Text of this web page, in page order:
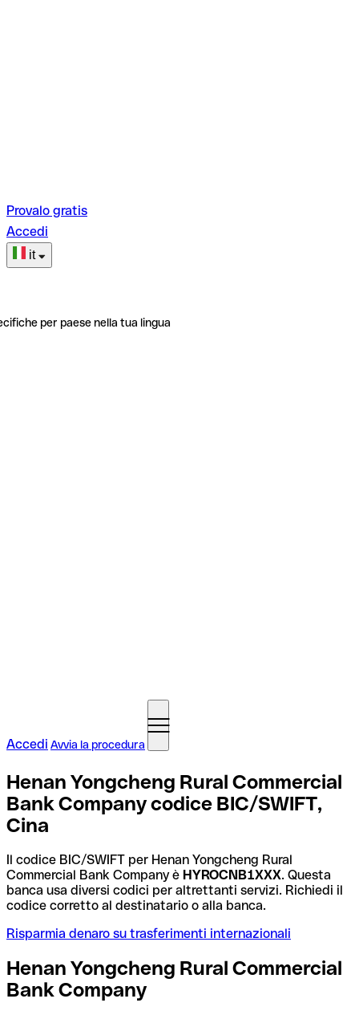
Provalo gratis
Accedi
it
per paese nella tua lingua
Accedi Avvia la procedura
Henan Yongcheng Rural Commercial
Bank Company codice BIC/SWIFT,
Cina
Il codice BIC/SWIFT per Henan Yongcheng Rural
Commercial Bank Company è HYROCNB1XXX. Questa
banca usa diversi codici per altrettanti servizi. Richiedi il
codice corretto al destinatario o alla banca.
Risparmia denaro su trasferimenti internazionali
Henan Yongcheng Rural Commercial
Bank Company